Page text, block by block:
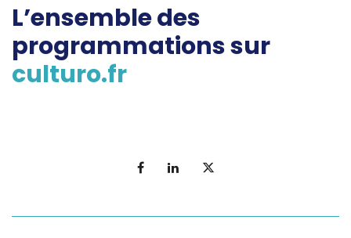
L’ensemble des
programmations sur
culturo.fr